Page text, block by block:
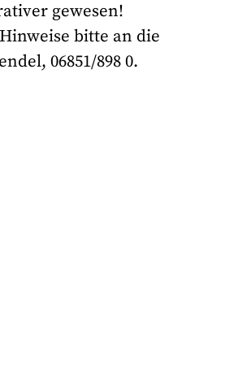
gewesen!
bitte an die
06851/898 0.